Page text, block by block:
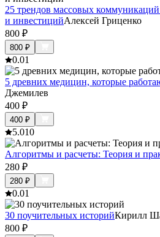
25 трендов массовых коммуникаций
и инвестицийАлексей Гриценко
800 ₽
800 ₽
0.01
5 древних медицин, которые
Джемилев
400 ₽
400 ₽
5.010
Алгоритмы и расчеты: Теория и
280 ₽
280 ₽
0.01
30 поучительных историйКирилл
800 ₽